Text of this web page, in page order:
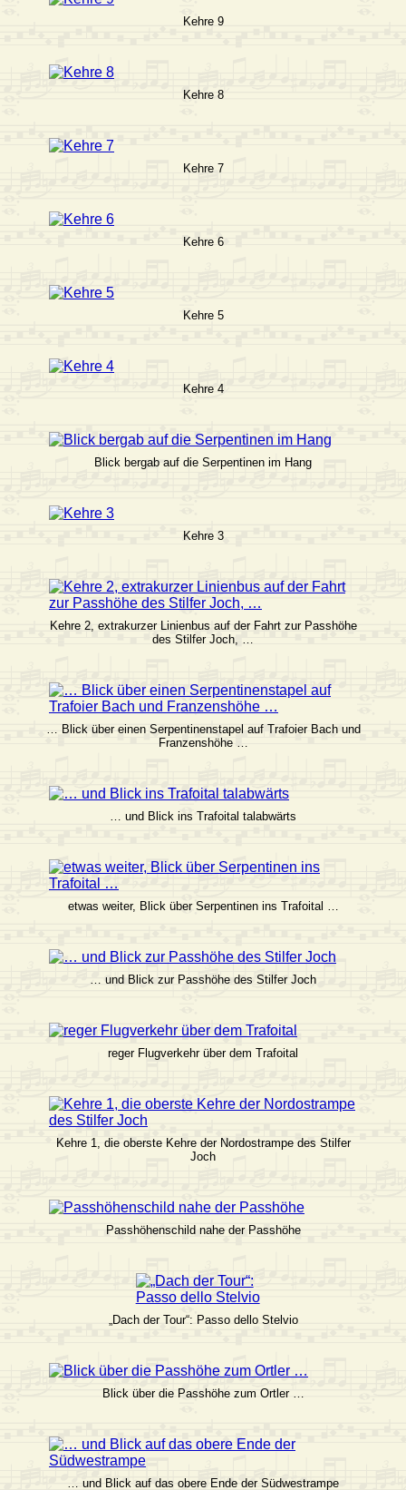
Kehre 9
Kehre 8
Kehre 7
Kehre 6
Kehre 5
Kehre 4
Blick bergab auf die Serpentinen im Hang
Kehre 3
Kehre 2, extrakurzer Linienbus auf der Fahrt zur Passhöhe
des Stilfer Joch, …
… Blick über einen Serpentinenstapel auf Trafoier Bach und
Franzenshöhe …
… und Blick ins Trafoital talabwärts
etwas weiter, Blick über Serpentinen ins Trafoital …
… und Blick zur Passhöhe des Stilfer Joch
reger Flugverkehr über dem Trafoital
Kehre 1, die oberste Kehre der Nordostrampe des Stilfer
Joch
Passhöhenschild nahe der Passhöhe
„Dach der Tour“: Passo dello Stelvio
Blick über die Passhöhe zum Ortler …
… und Blick auf das obere Ende der Südwestrampe